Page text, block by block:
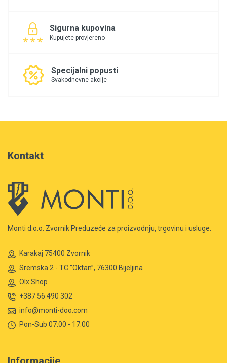
Sigurna kupovina
Kupujete provjereno
Specijalni popusti
Svakodnevne akcije
Kontakt
Monti d.o.o. Zvornik Preduzeće za proizvodnju, trgovinu i usluge.
Karakaj 75400 Zvornik
Sremska 2 - TC ”Oktan”, 76300 Bijeljina
Olx Shop
+387 56 490 302
info@monti-doo.com
Pon-Sub 07:00 - 17:00